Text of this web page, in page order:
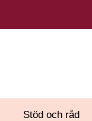
Stöd och råd